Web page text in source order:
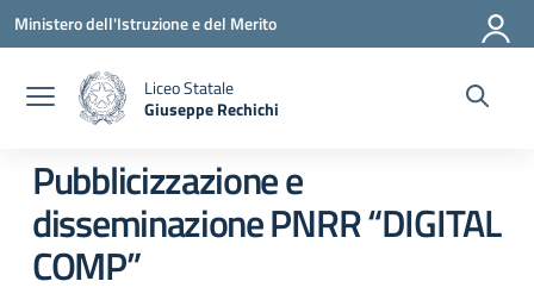
Vai ai contenuti
Vai al menu di navigazione
Vai al footer
Ministero dell'Istruzione e del Merito
Liceo Statale
Giuseppe Rechichi
Pubblicizzazione e
disseminazione PNRR “DIGITAL
COMP”